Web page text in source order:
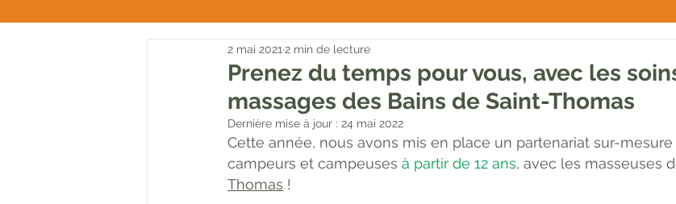
Prenez du temps pour vous, avec les
massages des Bains de Saint-Thomas
2 mai 2021 2 min de lecture
Dernière mise à jour : 24 mai 2022
Cette année, nous avons mis en place un partenariat sur-
campeurs et campeuses à partir de 12 ans, avec les masseuses
Thomas !